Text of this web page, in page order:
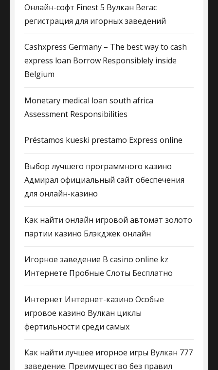
Онлайн-софт Finest 5 Вулкан Вегас
регистрация для игорных заведений
Cashxpress Germany – The best way to cash
express loan Borrow Responsiblely inside
Belgium
Monetary medical loan south africa
Assessment Responsibilities
Préstamos kueski prestamo Express online
Выбор лучшего программного казино
Адмирал официальный сайт обеспечения
для онлайн-казино
Как найти онлайн игровой автомат золото
партии казино Блэкджек онлайн
Игорное заведение В casino online kz
Интернете Пробные Слоты Бесплатно
Интернет Интернет-казино Особые
игровое казино Вулкан циклы
фертильности среди самых
Как найти лучшее игорное игры Вулкан 777
заведение. Преимущество без правил